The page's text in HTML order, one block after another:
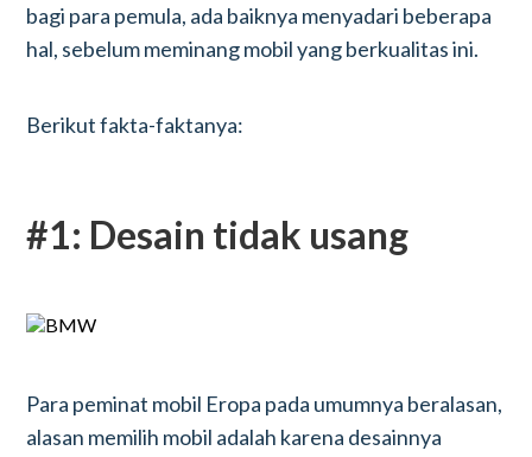
bagi para pemula, ada baiknya menyadari beberapa
hal, sebelum meminang mobil yang berkualitas ini.
Berikut fakta-faktanya:
#1: Desain tidak usang
Para peminat mobil Eropa pada umumnya beralasan,
alasan memilih mobil adalah karena desainnya